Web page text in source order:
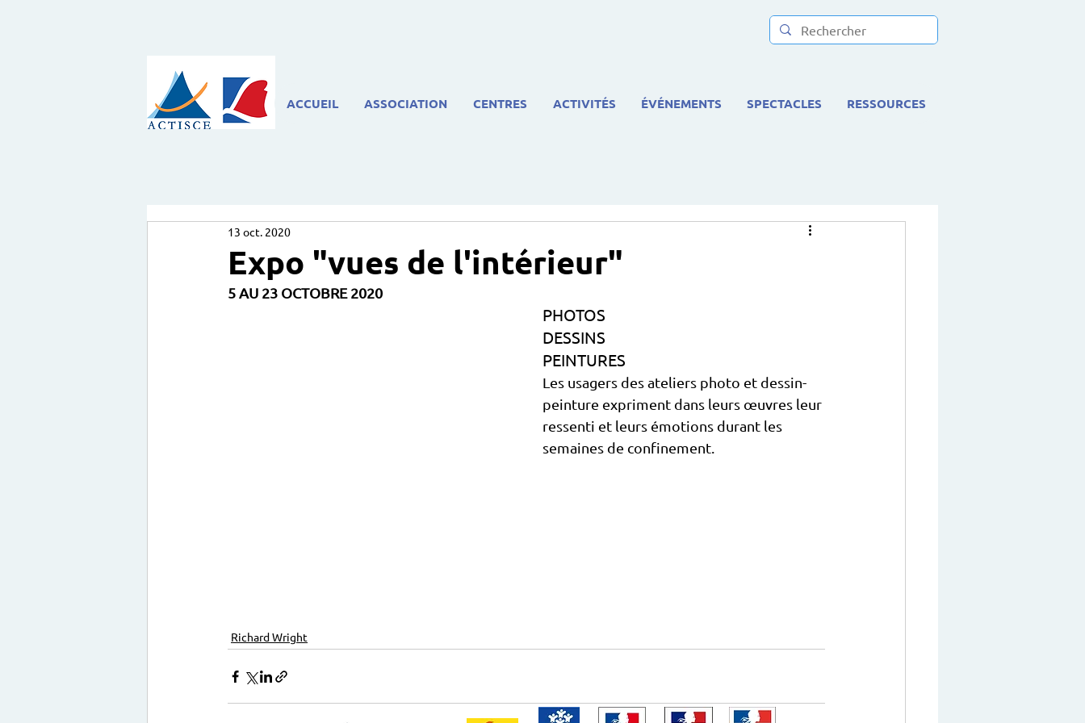
ACCUEIL ASSOCIATION CENTRES ACTIVITÉS ÉVÉNEMENTS SPECTACLES RESSOURCES
Expo "vues de l'intérieur"
13 oct. 2020
5 AU 23 OCTOBRE 2020
PHOTOS
DESSINS
PEINTURES
Les usagers des ateliers photo et dessin-
peinture expriment dans leurs œuvres leur
ressenti et leurs émotions durant les
semaines de confinement.
Richard Wright